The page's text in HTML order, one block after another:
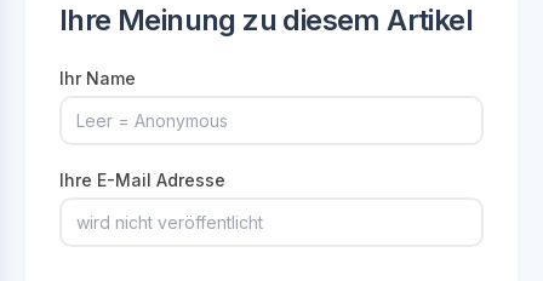
Ihre Meinung zu diesem Artikel
Ihr Name
Ihre E-Mail Adresse